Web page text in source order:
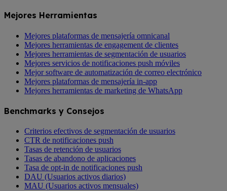
Mejores Herramientas
Mejores plataformas de mensajería omnicanal
Mejores herramientas de engagement de clientes
Mejores herramientas de segmentación de usuarios
Mejores servicios de notificaciones push móviles
Mejor software de automatización de correo electrónico
Mejores plataformas de mensajería in-app
Mejores herramientas de marketing de WhatsApp
Benchmarks y Consejos
Criterios efectivos de segmentación de usuarios
CTR de notificaciones push
Tasas de retención de usuarios
Tasas de abandono de aplicaciones
Tasa de opt-in de notificaciones push
DAU (Usuarios activos diarios)
MAU (Usuarios activos mensuales)